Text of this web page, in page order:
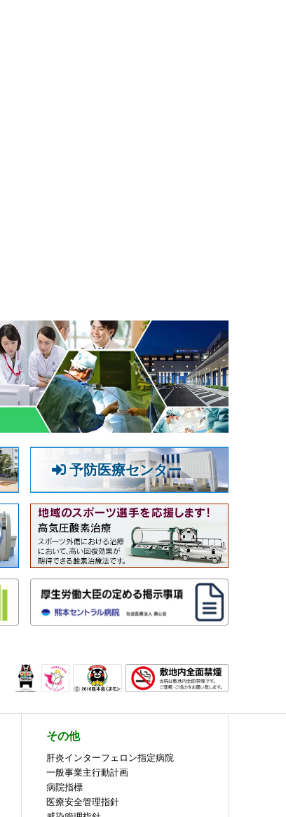
予防医療センター
その他
肝炎インターフェロン指定病院
一般事業主行動計画
病院指標
医療安全管理指針